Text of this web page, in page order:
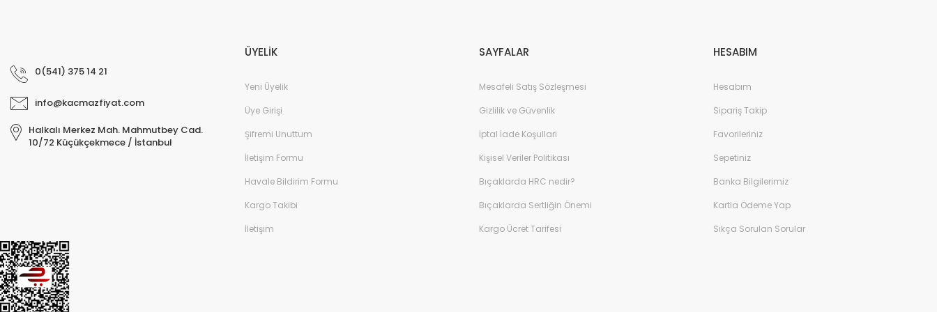
0(541) 375 14 21
info@kacmazfiyat.com
Halkalı Merkez Mah. Mahmutbey Cad.
10/72 Küçükçekmece / İstanbul
ÜYELİK
Yeni Üyelik
Üye Girişi
Şifremi Unuttum
İletişim Formu
Havale Bildirim Formu
Kargo Takibi
İletişim
SAYFALAR
Mesafeli Satış Sözleşmesi
Gizlilik ve Güvenlik
İptal İade Koşullari
Kişisel Veriler Politikası
Bıçaklarda HRC nedir?
Bıçaklarda Sertliğin Önemi
Kargo Ücret Tarifesi
HESABIM
Hesabım
Sipariş Takip
Favorileriniz
Sepetiniz
Banka Bilgilerimiz
Kartla Ödeme Yap
Sıkça Sorulan Sorular